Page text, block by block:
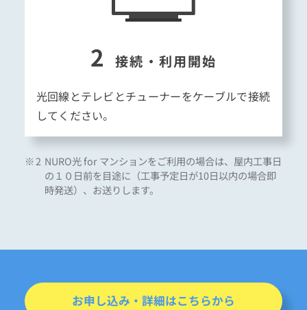
2 接続・利用開始
光回線とテレビとチューナーをケーブルで接続
してください。
NURO光 for マンションをご利用の場合は、屋内工事日
の１０日前を目途に（工事予定日が10日以内の場合即
時発送）、お送りします。
お申し込み・詳細はこちらから